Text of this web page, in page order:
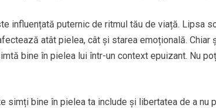
influențată puternic de ritmul tău de viață. Lipsa
atât pielea, cât și starea emoțională. Chiar
bine în pielea lui într-un context epuizant. Nu
simți bine în pielea ta include și libertatea de a nu